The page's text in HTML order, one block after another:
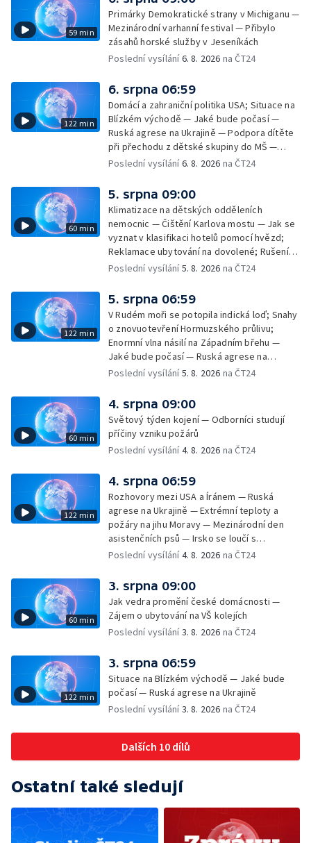
závislostí je mýtus — Demolice vyhořelé
výškové budovy ve Zlíně
59 min
Primárky Demokratické strany v Michiganu —
Mezinárodní varhanní festival — Přibylo
zásahů horské služby v Jeseníkách
Poslední vysílání6. 8. 2026 na ČT24
122 min
6. srpna 06:59
Domácí a zahraniční politika USA; Situace na
Blízkém východě — Jaké bude počasí —
Ruská agrese na Ukrajině — Podpora dítěte
při přechodu z dětské skupiny do MŠ —
Filmové premiéry týdne — Dvě deci tuše v
rakovinu prsu
Poslední vysílání6. 8. 2026 na ČT24
60 min
5. srpna 09:00
Klimatizace na dětských odděleních
nemocnic — Čištění Karlova mostu — Jak se
vyznat v klasifikaci hotelů pomocí hvězd;
Reklamace ubytování na dovolené; Rušení
dovolené kvůli přírodním živlům; Práva
na dovolené v zahraničí; Platby a výběry na
dovolené v zahraničí — Těžba léčivé rašeliny
u Malé Morávky
Poslední vysílání5. 8. 2026 na ČT24
122 min
5. srpna 06:59
V Rudém moři se potopila indická loď; Snahy
o znovuotevření Hormuzského průlivu;
Enormní vlna násilí na Západním břehu —
Jaké bude počasí — Ruská agrese na
Ukrajině — Vliv veder na lidské orgány — Při
— Třem obcím na Brněnsku dočasně došla
pitná voda — SP v orientačním běhu v Česku
— Horko a požáry sužují Evropu — Rybářský
příměstský tábor
Poslední vysílání5. 8. 2026 na ČT24
60 min
4. srpna 09:00
Světový týden kojení — Odborníci studují
příčiny vzniku požárů
Poslední vysílání4. 8. 2026 na ČT24
122 min
4. srpna 06:59
Rozhovory mezi USA a Íránem — Ruská
agrese na Ukrajině — Extrémní teploty a
požáry na jihu Moravy — Mezinárodní den
asistenčních psů — Irsko se loučí s
hudebníkem Glenem Hansardem
Poslední vysílání4. 8. 2026 na ČT24
60 min
3. srpna 09:00
Jak vedra promění české domácnosti —
Zájem o ubytování na VŠ kolejích
Poslední vysílání3. 8. 2026 na ČT24
122 min
3. srpna 06:59
Situace na Blízkém východě — Jaké bude
počasí — Ruská agrese na Ukrajině
Poslední vysílání3. 8. 2026 na ČT24
Dalších 10 dílů
Ostatní také sledují